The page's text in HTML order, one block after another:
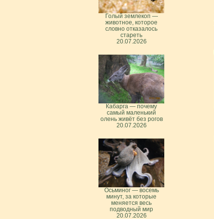
Голый землекоп —
животное, которое
словно отказалось
стареть
20.07.2026
Кабарга — почему
самый маленький
олень живёт без рогов
20.07.2026
Осьминог — восемь
минут, за которые
меняется весь
подводный мир
20.07.2026